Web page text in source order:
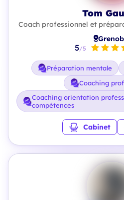
Tom
Coach professionnel et
5/5
Préparation mentale
Coaching
Coaching orientation
compétences
Cabinet